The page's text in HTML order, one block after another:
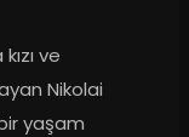
ve
Nikolai
yaşam